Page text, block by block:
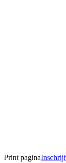
Print pagina